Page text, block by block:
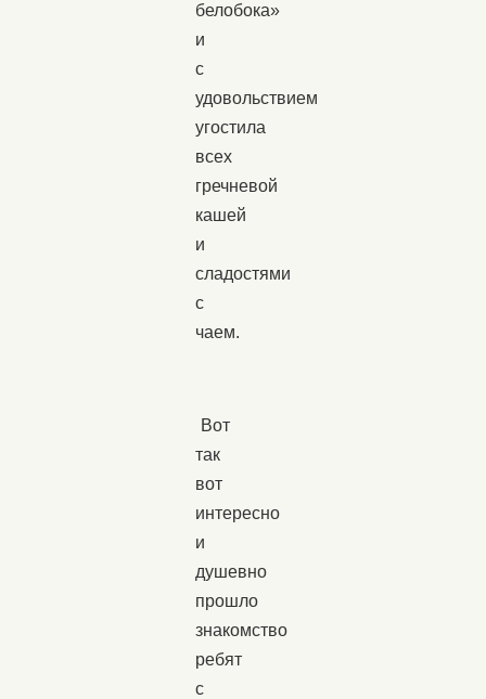
белобока»
и
с
удовольствием
угостила
всех
гречневой
кашей
и
сладостями
с
чаем.
Вот
так
вот
интересно
и
душевно
прошло
знакомство
ребят
с